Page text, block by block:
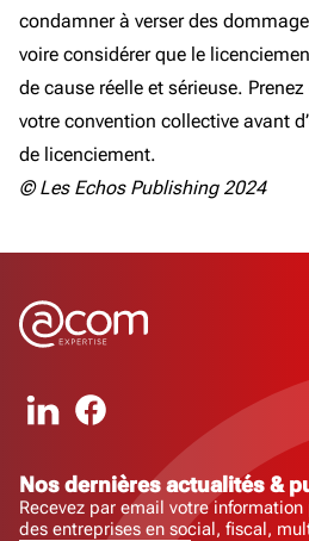
condamner à verser des
voire considérer que le
de cause réelle et sérieuse.
votre convention collective avant
de licenciement.
© Les Echos Publishing 2024
Nos dernières actualités &
Recevez par email votre
des entreprises en social, fiscal,